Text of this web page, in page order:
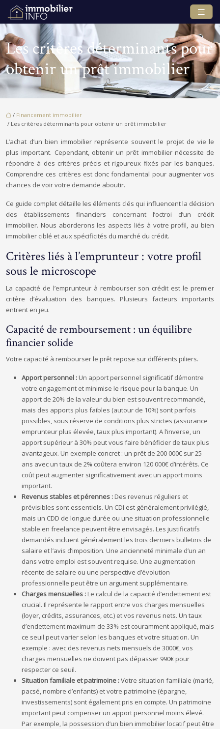
Les critères déterminants pour
obtenir un prêt immobilier
/ Financement immobilier
/ Les critères déterminants pour obtenir un prêt immobilier
L’achat d’un bien immobilier représente souvent le projet de vie le
plus important. Cependant, obtenir un prêt immobilier nécessite de
répondre à des critères précis et rigoureux fixés par les banques.
Comprendre ces critères est donc fondamental pour augmenter vos
chances de voir votre demande aboutir.
Ce guide complet détaille les éléments clés qui influencent la décision
des établissements financiers concernant l’octroi d’un crédit
immobilier. Nous aborderons les aspects liés à votre profil, au bien
immobilier ciblé et aux spécificités du marché du crédit.
Critères liés à l’emprunteur : votre profil
sous le microscope
La capacité de l’emprunteur à rembourser son crédit est le premier
critère d’évaluation des banques. Plusieurs facteurs importants
entrent en jeu.
Capacité de remboursement : un équilibre
financier solide
Votre capacité à rembourser le prêt repose sur différents piliers.
Apport personnel :Un apport personnel significatif démontre
votre engagement et minimise le risque pour la banque. Un
apport de 20% de la valeur du bien est souvent recommandé,
mais des apports plus faibles (autour de 10%) sont parfois
possibles, sous réserve de conditions plus strictes (assurance
emprunteur plus élevée, taux plus important). A l’inverse, un
apport supérieur à 30% peut vous faire bénéficier de taux plus
avantageux. Un exemple concret : un prêt de 200 000€ sur 25
ans avec un taux de 2% coûtera environ 120 000€ d’intérêts. Ce
coût peut augmenter significativement avec un apport moins
important.
Revenus stables et pérennes :Des revenus réguliers et
prévisibles sont essentiels. Un CDI est généralement privilégié,
mais un CDD de longue durée ou une situation professionnelle
stable en freelance peuvent être envisagés. Les justificatifs
demandés incluent généralement les trois derniers bulletins de
salaire et l’avis d’imposition. Une ancienneté minimale d’un an
dans votre emploi est souvent requise. Une augmentation
récente de salaire ou une perspective d’évolution
professionnelle peut être un argument supplémentaire.
Charges mensuelles :Le calcul de la capacité d’endettement est
crucial. Il représente le rapport entre vos charges mensuelles
(loyer, crédits, assurances, etc.) et vos revenus nets. Un taux
d’endettement maximum de 33% est couramment appliqué, mais
ce seuil peut varier selon les banques et votre situation. Un
exemple : avec des revenus nets mensuels de 3000€, vos
charges mensuelles ne doivent pas dépasser 990€ pour
respecter ce seuil.
Situation familiale et patrimoine :Votre situation familiale (marié,
pacsé, nombre d’enfants) et votre patrimoine (épargne,
investissements) sont également pris en compte. Un patrimoine
important peut compenser un apport personnel moins élevé.
Par exemple, la possession d’un bien immobilier locatif peut être